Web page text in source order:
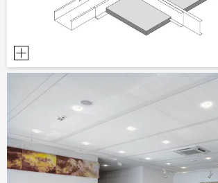
POMŮCKY PRO PLÁNOVÁNÍ
VIDEA
OBJEDNÁVKA VZORKŮ